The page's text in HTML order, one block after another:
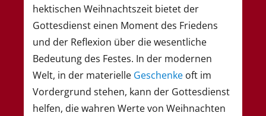
hektischen Weihnachtszeit bietet der
Gottesdienst einen Moment des Friedens
und der Reflexion über die wesentliche
Bedeutung des Festes. In der modernen
Welt, in der materielle Geschenke oft im
Vordergrund stehen, kann der Gottesdienst
helfen, die wahren Werte von Weihnachten